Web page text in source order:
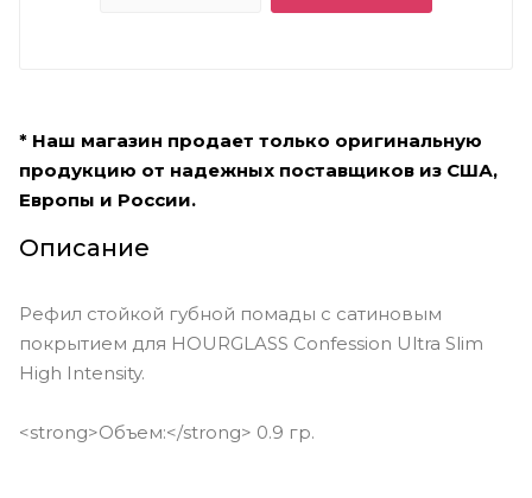
One Time Secretly
* Наш магазин продает только оригинальную
продукцию от надежных поставщиков из США,
Европы и России.
Описание
Рефил стойкой губной помады с сатиновым
покрытием для HOURGLASS Confession Ultra Slim
High Intensity.
<strong>Объем:</strong> 0.9 гр.